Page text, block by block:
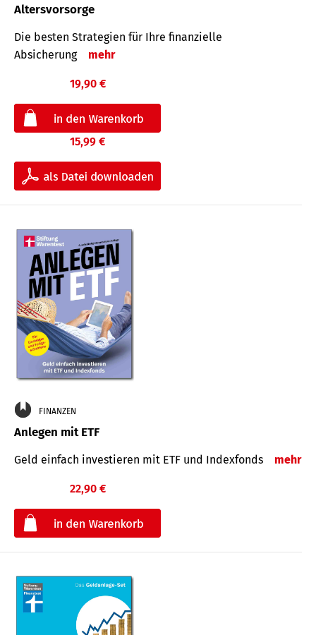
Altersvorsorge
Die besten Strategien für Ihre finanzielle
Absicherung
mehr
19,90 €
15,99 €
FINANZEN
Anlegen mit ETF
Geld einfach investieren mit ETF und Indexfonds mehr
22,90 €